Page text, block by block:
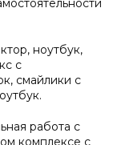
ноутбук,
с
смайлики с
работа с
комплексе с